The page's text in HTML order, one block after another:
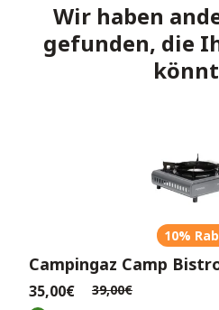
Wir haben
gefunden, die
10%
Campingaz Camp
35,00€ 39,00€